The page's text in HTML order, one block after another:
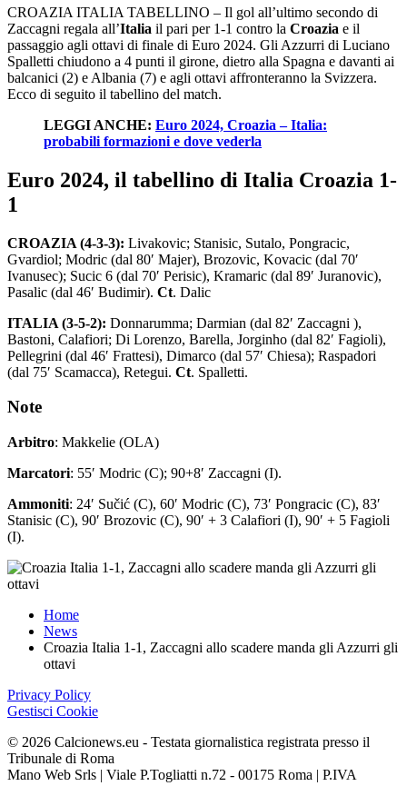
CROAZIA ITALIA TABELLINO – Il gol all’ultimo secondo di
Zaccagni regala all’Italia il pari per 1-1 contro la Croazia e il
passaggio agli ottavi di finale di Euro 2024. Gli Azzurri di Luciano
Spalletti chiudono a 4 punti il girone, dietro alla Spagna e davanti ai
balcanici (2) e Albania (7) e agli ottavi affronteranno la Svizzera.
Ecco di seguito il tabellino del match.
LEGGI ANCHE: Euro 2024, Croazia – Italia:
probabili formazioni e dove vederla
Euro 2024, il tabellino di Italia Croazia 1-
1
CROAZIA (4-3-3): Livakovic; Stanisic, Sutalo, Pongracic,
Gvardiol; Modric (dal 80′ Majer), Brozovic, Kovacic (dal 70′
Ivanusec); Sucic 6 (dal 70′ Perisic), Kramaric (dal 89′ Juranovic),
Pasalic (dal 46′ Budimir). Ct. Dalic
ITALIA (3-5-2): Donnarumma; Darmian (dal 82′ Zaccagni ),
Bastoni, Calafiori; Di Lorenzo, Barella, Jorginho (dal 82′ Fagioli),
Pellegrini (dal 46′ Frattesi), Dimarco (dal 57′ Chiesa); Raspadori
(dal 75′ Scamacca), Retegui. Ct. Spalletti.
Note
Arbitro: Makkelie (OLA)
Marcatori: 55′ Modric (C); 90+8′ Zaccagni (I).
Ammoniti: 24′ Sučić (C), 60′ Modric (C), 73′ Pongracic (C), 83′
Stanisic (C), 90′ Brozovic (C), 90′ + 3 Calafiori (I), 90′ + 5 Fagioli
(I).
Home
News
Croazia Italia 1-1, Zaccagni allo scadere manda gli Azzurri gli
ottavi
Privacy Policy
Gestisci Cookie
© 2026 Calcionews.eu - Testata giornalistica registrata presso il
Tribunale di Roma
Mano Web Srls | Viale P.Togliatti n.72 - 00175 Roma | P.IVA